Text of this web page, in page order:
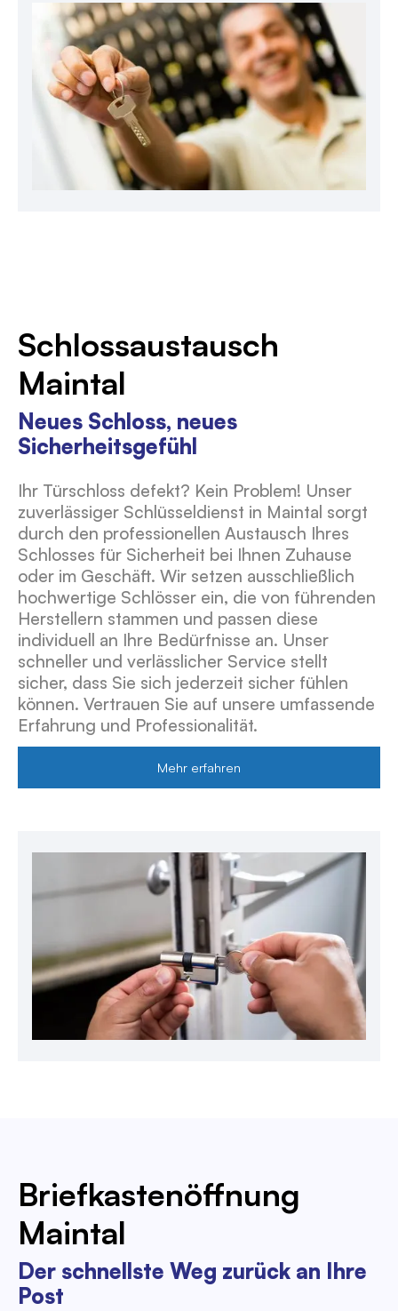
Schlossaustausch
Maintal
Neues Schloss, neues
Sicherheitsgefühl
Ihr Türschloss defekt? Kein Problem! Unser
zuverlässiger Schlüsseldienst in Maintal sorgt
durch den professionellen Austausch Ihres
Schlosses für Sicherheit bei Ihnen Zuhause
oder im Geschäft. Wir setzen ausschließlich
hochwertige Schlösser ein, die von führenden
Herstellern stammen und passen diese
individuell an Ihre Bedürfnisse an. Unser
schneller und verlässlicher Service stellt
sicher, dass Sie sich jederzeit sicher fühlen
können. Vertrauen Sie auf unsere umfassende
Erfahrung und Professionalität.
Mehr erfahren
Briefkastenöffnung
Maintal
Der schnellste Weg zurück an Ihre
Post